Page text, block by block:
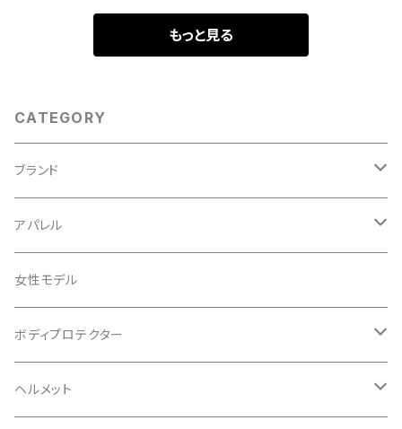
もっと見る
CATEGORY
ブランド
ABUS/アブス
ADEPT/アデプト
AENOMALY/アエノマリー
ALL MOUNTAIN STYLE
アパレル
Tシャツ
ジャージ
ロングスリーブ
ジャケット
女性モデル
ボディプロテクター
エルボー/肘
ヘルメット